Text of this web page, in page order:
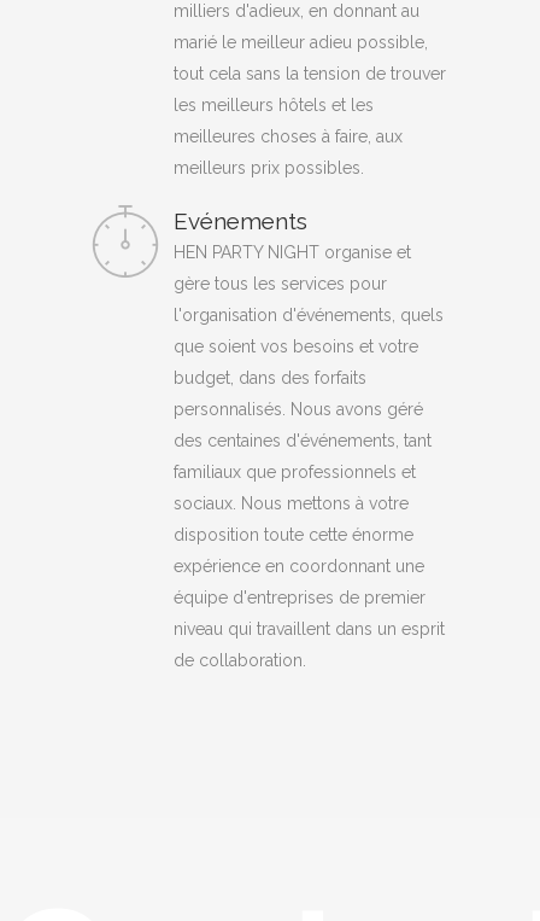
milliers d'adieux, en donnant au
marié le meilleur adieu possible,
tout cela sans la tension de trouver
les meilleurs hôtels et les
meilleures choses à faire, aux
meilleurs prix possibles.
Evénements
HEN PARTY NIGHT organise et
gère tous les services pour
l'organisation d'événements, quels
que soient vos besoins et votre
budget, dans des forfaits
personnalisés. Nous avons géré
des centaines d'événements, tant
familiaux que professionnels et
sociaux. Nous mettons à votre
disposition toute cette énorme
expérience en coordonnant une
équipe d'entreprises de premier
niveau qui travaillent dans un esprit
de collaboration.